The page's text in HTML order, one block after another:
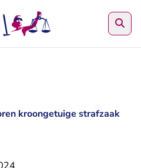
kroongetuige strafzaak